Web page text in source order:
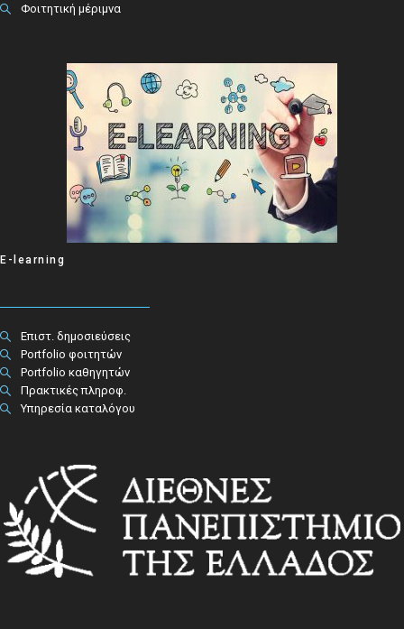
Φοιτητική μέριμνα
E-learning
Επιστ. δημοσιεύσεις
Portfolio φοιτητών
Portfolio καθηγητών
Πρακτικές πληροφ.​
Υπηρεσία καταλόγου